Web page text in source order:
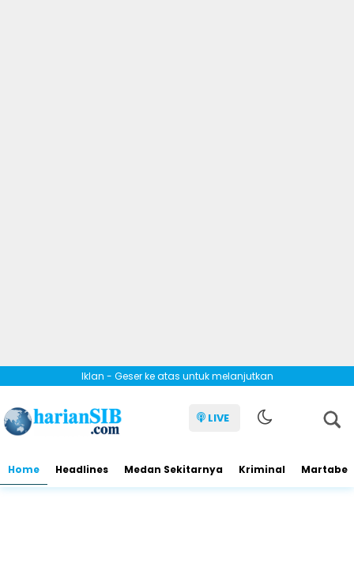
Iklan - Geser ke atas untuk melanjutkan
LIVE
Home Headlines Medan Sekitarnya Kriminal Martabe